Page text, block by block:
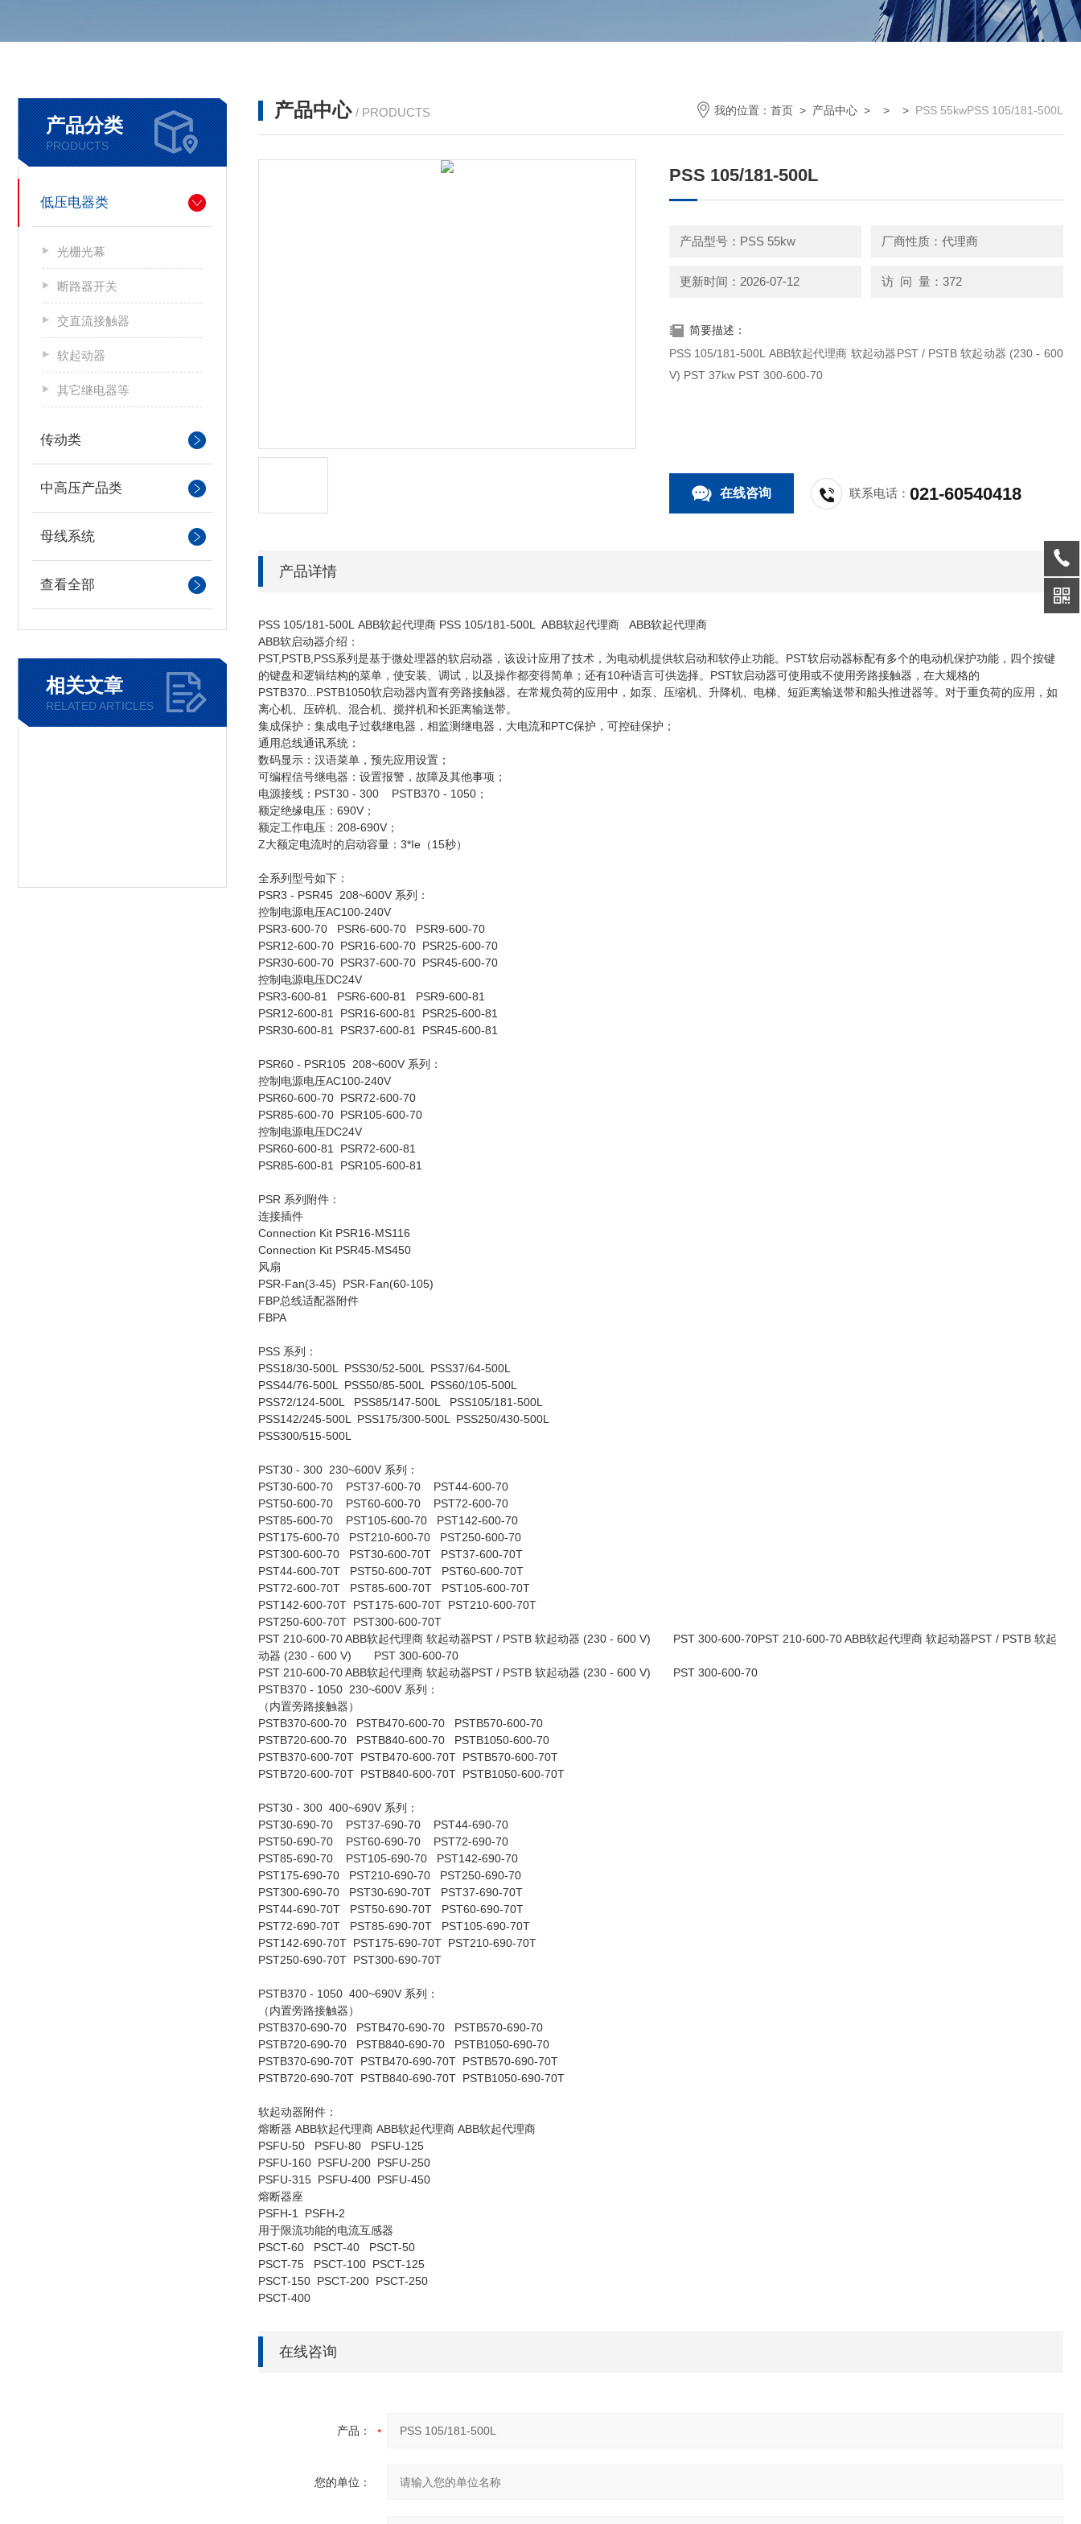
产品分类
PRODUCTS
低压电器类
光栅光幕
断路器开关
交直流接触器
软起动器
其它继电器等
传动类
中高压产品类
母线系统
查看全部
相关文章
RELATED ARTICLES
产品中心 / PRODUCTS 我的位置： 首页 > 产品中心 > > > PSS 55kwPSS 105/181-500L
PSS 105/181-500L
产品型号：PSS 55kw 厂商性质：代理商
更新时间：2026-07-12 访 问 量：372
简要描述：
PSS 105/181-500L ABB软起代理商 软起动器PST / PSTB 软起动器 (230 - 600
V) PST 37kw PST 300-600-70
在线咨询 联系电话：021-60540418
产品详情
PSS 105/181-500L ABB软起代理商 PSS 105/181-500L ABB软起代理商 ABB软起代理商
ABB软启动器介绍：
PST,PSTB,PSS系列是基于微处理器的软启动器，该设计应用了技术，为电动机提供软启动和软停止功能。PST软启动器标配有多个的电动机保护功能，四个按键
的键盘和逻辑结构的菜单，使安装、调试，以及操作都变得简单；还有10种语言可供选择。PST软启动器可使用或不使用旁路接触器，在大规格的
PSTB370...PSTB1050软启动器内置有旁路接触器。在常规负荷的应用中，如泵、压缩机、升降机、电梯、短距离输送带和船头推进器等。对于重负荷的应用，如
离心机、压碎机、混合机、搅拌机和长距离输送带。
集成保护：集成电子过载继电器，相监测继电器，大电流和PTC保护，可控硅保护；
通用总线通讯系统：
数码显示：汉语菜单，预先应用设置；
可编程信号继电器：设置报警，故障及其他事项；
电源接线：PST30 - 300 PSTB370 - 1050；
额定绝缘电压：690V；
额定工作电压：208-690V；
Z大额定电流时的启动容量：3*Ie（15秒）
全系列型号如下：
PSR3 - PSR45 208~600V 系列：
控制电源电压AC100-240V
PSR3-600-70 PSR6-600-70 PSR9-600-70
PSR12-600-70 PSR16-600-70 PSR25-600-70
PSR30-600-70 PSR37-600-70 PSR45-600-70
控制电源电压DC24V
PSR3-600-81 PSR6-600-81 PSR9-600-81
PSR12-600-81 PSR16-600-81 PSR25-600-81
PSR30-600-81 PSR37-600-81 PSR45-600-81
PSR60 - PSR105 208~600V 系列：
控制电源电压AC100-240V
PSR60-600-70 PSR72-600-70
PSR85-600-70 PSR105-600-70
控制电源电压DC24V
PSR60-600-81 PSR72-600-81
PSR85-600-81 PSR105-600-81
PSR 系列附件：
连接插件
Connection Kit PSR16-MS116
Connection Kit PSR45-MS450
风扇
PSR-Fan(3-45) PSR-Fan(60-105)
FBP总线适配器附件
FBPA
PSS 系列：
PSS18/30-500L PSS30/52-500L PSS37/64-500L
PSS44/76-500L PSS50/85-500L PSS60/105-500L
PSS72/124-500L PSS85/147-500L PSS105/181-500L
PSS142/245-500L PSS175/300-500L PSS250/430-500L
PSS300/515-500L
PST30 - 300 230~600V 系列：
PST30-600-70 PST37-600-70 PST44-600-70
PST50-600-70 PST60-600-70 PST72-600-70
PST85-600-70 PST105-600-70 PST142-600-70
PST175-600-70 PST210-600-70 PST250-600-70
PST300-600-70 PST30-600-70T PST37-600-70T
PST44-600-70T PST50-600-70T PST60-600-70T
PST72-600-70T PST85-600-70T PST105-600-70T
PST142-600-70T PST175-600-70T PST210-600-70T
PST250-600-70T PST300-600-70T
PST 210-600-70 ABB软起代理商 软起动器PST / PSTB 软起动器 (230 - 600 V) PST 300-600-70PST 210-600-70 ABB软起代理商 软起动器PST / PSTB 软起
动器 (230 - 600 V) PST 300-600-70
PST 210-600-70 ABB软起代理商 软起动器PST / PSTB 软起动器 (230 - 600 V) PST 300-600-70
PSTB370 - 1050 230~600V 系列：
（内置旁路接触器）
PSTB370-600-70 PSTB470-600-70 PSTB570-600-70
PSTB720-600-70 PSTB840-600-70 PSTB1050-600-70
PSTB370-600-70T PSTB470-600-70T PSTB570-600-70T
PSTB720-600-70T PSTB840-600-70T PSTB1050-600-70T
PST30 - 300 400~690V 系列：
PST30-690-70 PST37-690-70 PST44-690-70
PST50-690-70 PST60-690-70 PST72-690-70
PST85-690-70 PST105-690-70 PST142-690-70
PST175-690-70 PST210-690-70 PST250-690-70
PST300-690-70 PST30-690-70T PST37-690-70T
PST44-690-70T PST50-690-70T PST60-690-70T
PST72-690-70T PST85-690-70T PST105-690-70T
PST142-690-70T PST175-690-70T PST210-690-70T
PST250-690-70T PST300-690-70T
PSTB370 - 1050 400~690V 系列：
（内置旁路接触器）
PSTB370-690-70 PSTB470-690-70 PSTB570-690-70
PSTB720-690-70 PSTB840-690-70 PSTB1050-690-70
PSTB370-690-70T PSTB470-690-70T PSTB570-690-70T
PSTB720-690-70T PSTB840-690-70T PSTB1050-690-70T
软起动器附件：
熔断器 ABB软起代理商 ABB软起代理商 ABB软起代理商
PSFU-50 PSFU-80 PSFU-125
PSFU-160 PSFU-200 PSFU-250
PSFU-315 PSFU-400 PSFU-450
熔断器座
PSFH-1 PSFH-2
用于限流功能的电流互感器
PSCT-60 PSCT-40 PSCT-50
PSCT-75 PSCT-100 PSCT-125
PSCT-150 PSCT-200 PSCT-250
PSCT-400
在线咨询
产品：
您的单位：